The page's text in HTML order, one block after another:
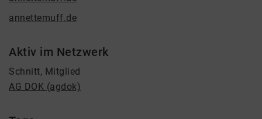
annettemuff.de
Aktiv im Netzwerk
Schnitt, Mitglied
AG DOK (agdok)